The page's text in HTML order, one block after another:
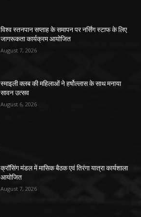
विश्व स्तनपान सप्ताह के समापन पर नर्सिंग स्टाफ के लिए
जागरूकता कार्यक्रम आयोजित
August 7, 2026
स्माइली क्लब की महिलाओं ने हर्षोल्लास के साथ मनाया
सावन उत्सव
August 6, 2026
क्रॉसिंग मंडल में मासिक बैठक एवं तिरंगा यात्रा कार्यशाला
आयोजित
August 7, 2026